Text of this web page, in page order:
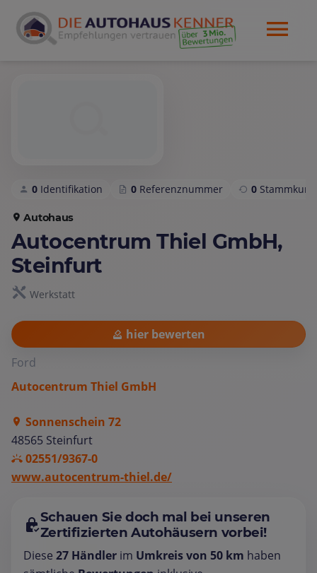
0 Identifikation 0 Referenznummer 0
Autohaus
Autocentrum Thiel GmbH,
Steinfurt
Werkstatt
hier bewerten
Ford
Autocentrum Thiel GmbH
Sonnenschein 72
48565 Steinfurt
02551/9367-0
www.autocentrum-thiel.de/
Schauen Sie doch mal bei unseren
Zertifizierten Autohäusern vorbei!
Diese 27 Händler im Umkreis von 50 km haben